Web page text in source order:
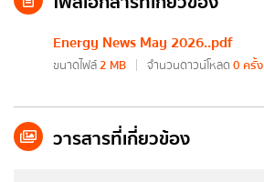
นโยบายพลังงาน
มติ ครม. ด้านพลังงาน
Energy News May 2026..pdf
ขนาดไฟล์2 MB จำนวนดาวน์โหลด 0 ครั้ง
วารสารที่เกี่ยวข้อง
นามสกุล